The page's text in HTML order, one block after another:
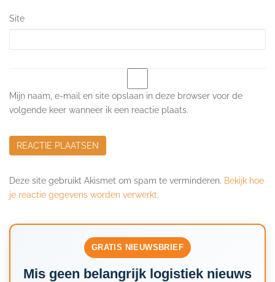
Site
Mijn naam, e-mail en site opslaan in deze browser voor de
volgende keer wanneer ik een reactie plaats.
Deze site gebruikt Akismet om spam te verminderen. Bekijk hoe
je reactie gegevens worden verwerkt.
GRATIS NIEUWSBRIEF
Mis geen belangrijk logistiek nieuws